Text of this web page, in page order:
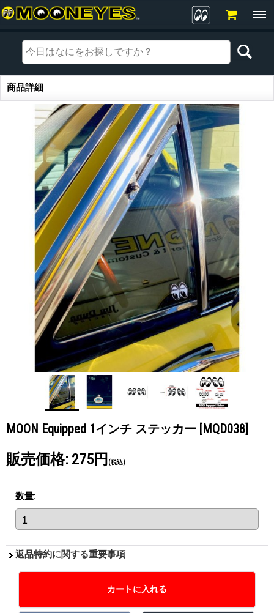
商品詳細
商品詳細
MOON Equipped 1インチ ステッカー [MQD038]
販売価格: 275円 (税込)
数量:
返品特約に関する重要事項